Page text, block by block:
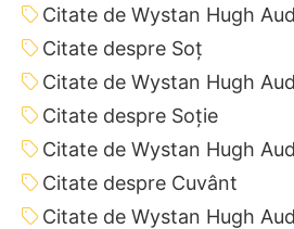
Citate de Wystan Hugh
Citate despre Soț
Citate de Wystan Hugh
Citate despre Soție
Citate de Wystan Hugh
Citate despre Cuvânt
Citate de Wystan Hugh